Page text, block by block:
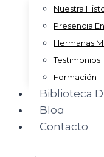
Nuestra
Presencia
Hermanas
Testimonios
Formación
Biblioteca
Blog
Contacto